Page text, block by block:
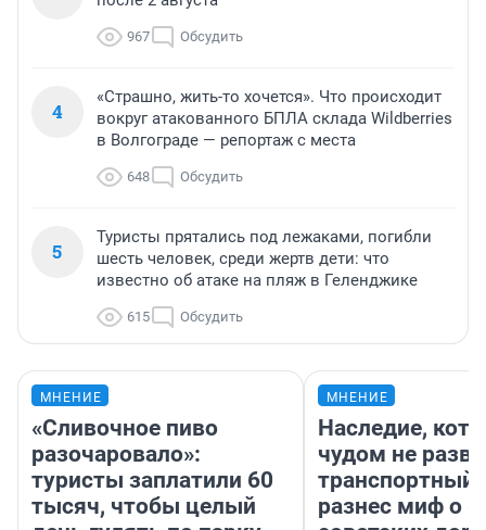
967 Обсудить
4
«Страшно, жить-то хочется». Что происходит
вокруг атакованного БПЛА склада Wildberries
в Волгограде — репортаж с места
648 Обсудить
5
Туристы прятались под лежаками, погибли
шесть человек, среди жертв дети: что
известно об атаке на пляж в Геленджике
615 Обсудить
МНЕНИЕ
«Сливочное пиво
разочаровало»:
туристы заплатили 60
тысяч, чтобы целый
МНЕНИЕ
Наследие,
чудом не
транспортный
разнес миф о